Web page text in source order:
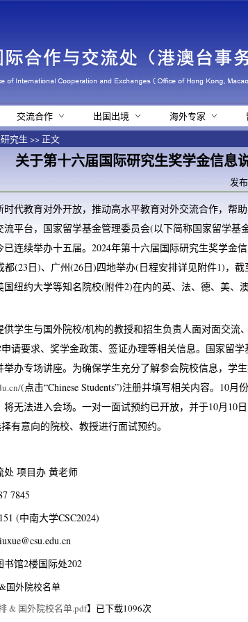
交流合作 出国出境 海外专家
究生 >> 正文
关于第十六届国际研究生奖学金信息
发
时代教育对外开放，推动高水平教育对外交流合作，帮
平台，国家留学基金管理委员会(以下简称国家留学基
连续举办十五届。2024年第十六届国际研究生奖学金
都(23日)、广州(26日)四地举办(日程安排详见附件1)，
纽约大学等知名院校(附件2)在内的英、法、德、美、
供学生与国外院校/机构的教授和招生负责人面对面交流
请要求、奖学金政策、签证办理等相关信息。国家留
办专场讲座。为确保学生充分了解参会院校信息，学
(点击“Chinese Students”)注册并填写相关内容。10
无法进入会场。一对一面试预约已开放，并于10月10
有意向的院校、教授进行面试预约。
处 项目办 黄老师
7845
(中南大学CSC2024)
馆2楼国际处202
国外院校名单
& 国外院校名单.pdf】已下载1096次